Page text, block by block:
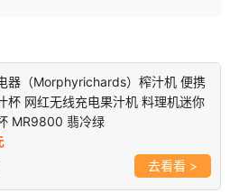
器（Morphyrichards）榨汁机 便携
杯 网红无线充电果汁机 料理机迷你
MR9800 翡冷绿
>